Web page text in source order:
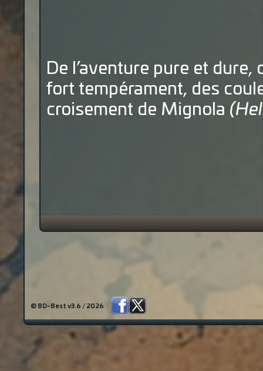
De l’aventure pure et
fort tempérament, des
croisement de Mignola
© BD-Best v3.6 / 2026